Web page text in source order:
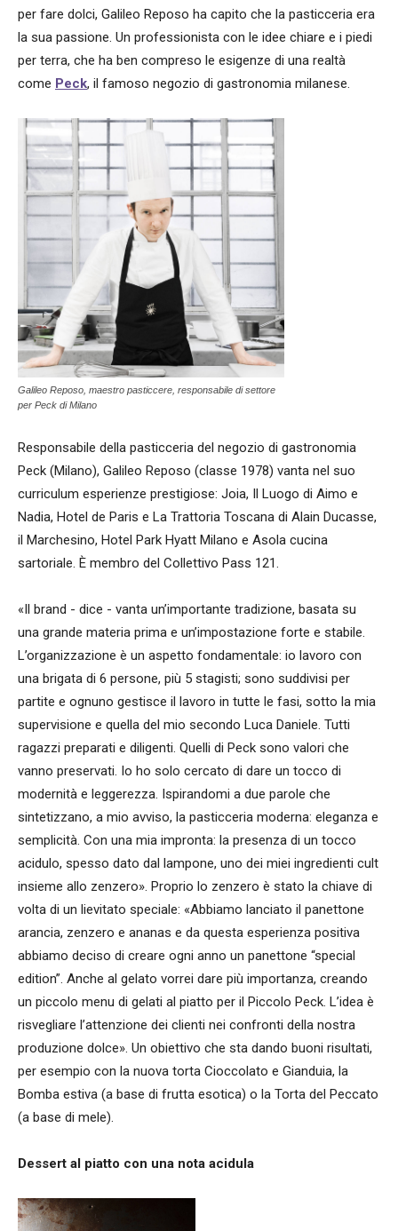
per fare dolci, Galileo Reposo ha capito che la pasticceria era
la sua passione. Un professionista con le idee chiare e i piedi
per terra, che ha ben compreso le esigenze di una realtà
come Peck, il famoso negozio di gastronomia milanese.
Galileo Reposo, maestro pasticcere, responsabile di settore
per Peck di Milano
Responsabile della pasticceria del negozio di gastronomia
Peck (Milano), Galileo Reposo (classe 1978) vanta nel suo
curriculum esperienze prestigiose: Joia, Il Luogo di Aimo e
Nadia, Hotel de Paris e La Trattoria Toscana di Alain Ducasse,
il Marchesino, Hotel Park Hyatt Milano e Asola cucina
sartoriale. È membro del Collettivo Pass 121.
«Il brand - dice - vanta un’importante tradizione, basata su
una grande materia prima e un’impostazione forte e stabile.
L’organizzazione è un aspetto fondamentale: io lavoro con
una brigata di 6 persone, più 5 stagisti; sono suddivisi per
partite e ognuno gestisce il lavoro in tutte le fasi, sotto la mia
supervisione e quella del mio secondo Luca Daniele. Tutti
ragazzi preparati e diligenti. Quelli di Peck sono valori che
vanno preservati. Io ho solo cercato di dare un tocco di
modernità e leggerezza. Ispirandomi a due parole che
sintetizzano, a mio avviso, la pasticceria moderna: eleganza e
semplicità. Con una mia impronta: la presenza di un tocco
acidulo, spesso dato dal lampone, uno dei miei ingredienti cult
insieme allo zenzero». Proprio lo zenzero è stato la chiave di
volta di un lievitato speciale: «Abbiamo lanciato il panettone
arancia, zenzero e ananas e da questa esperienza positiva
abbiamo deciso di creare ogni anno un panettone “special
edition”. Anche al gelato vorrei dare più importanza, creando
un piccolo menu di gelati al piatto per il Piccolo Peck. L’idea è
risvegliare l’attenzione dei clienti nei confronti della nostra
produzione dolce». Un obiettivo che sta dando buoni risultati,
per esempio con la nuova torta Cioccolato e Gianduia, la
Bomba estiva (a base di frutta esotica) o la Torta del Peccato
(a base di mele).
Dessert al piatto con una nota acidula